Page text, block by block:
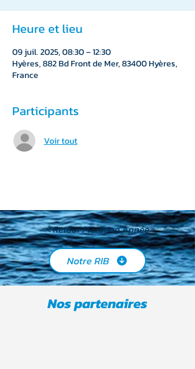
Heure et lieu
09 juil. 2025, 08:30 – 12:30
Hyères, 882 Bd Front de Mer, 83400 Hyères,
France
Participants
Voir tout
< Retour Planning Apnée
Notre RIB
Nos partenaires